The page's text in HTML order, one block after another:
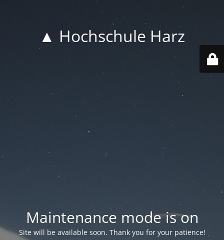
▲ Hochschule Harz
Maintenance mode is on
Site will be available soon. Thank you for your patience!